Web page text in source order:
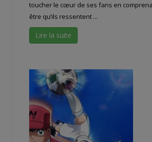
toucher le cœur de ses fans en
être qu’ils ressentent ...
Lire la suite